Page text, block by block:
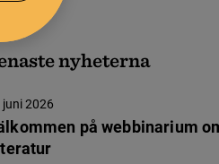
nyheterna
på webbinarium
juni 2026